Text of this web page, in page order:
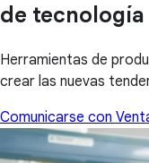
de tecnología
Herramientas de
crear las nuevas
Comunicarse con